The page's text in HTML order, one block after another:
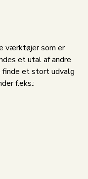
værktøjer som er
et utal af andre
finde et stort udvalg
f.eks.: